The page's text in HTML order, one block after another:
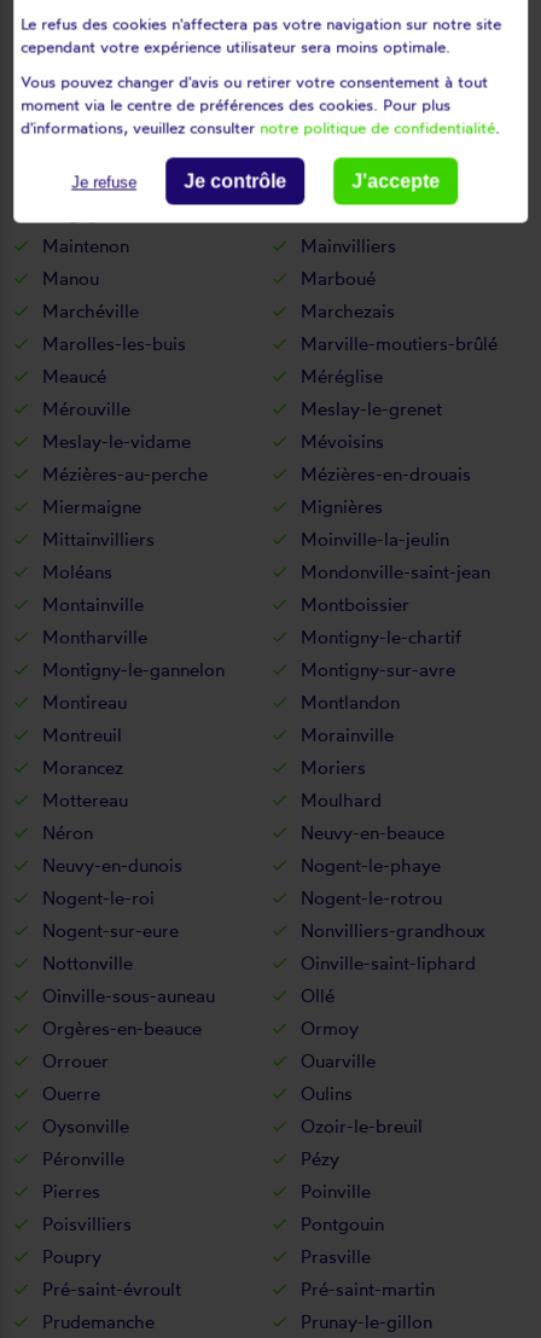
Loigny-la-bataille
Lormaye
Louville-la-chenard
Louvilliers-en-drouais
Louvilliers-lès-perche
Lucé
Luigny
Luisant
Luray
Lutz-en-dunois
Maillebois
Maintenon
Mainvilliers
Manou
Marboué
Marchéville
Marchezais
Marolles-les-buis
Marville-moutiers-brûlé
Meaucé
Méréglise
Mérouville
Meslay-le-grenet
Meslay-le-vidame
Mévoisins
Mézières-au-perche
Mézières-en-drouais
Miermaigne
Mignières
Mittainvilliers
Moinville-la-jeulin
Moléans
Mondonville-saint-jean
Montainville
Montboissier
Montharville
Montigny-le-chartif
Montigny-le-gannelon
Montigny-sur-avre
Montireau
Montlandon
Montreuil
Morainville
Morancez
Moriers
Mottereau
Moulhard
Néron
Neuvy-en-beauce
Neuvy-en-dunois
Nogent-le-phaye
Nogent-le-roi
Nogent-le-rotrou
Nogent-sur-eure
Nonvilliers-grandhoux
Nottonville
Oinville-saint-liphard
Oinville-sous-auneau
Ollé
Orgères-en-beauce
Ormoy
Orrouer
Ouarville
Ouerre
Oulins
Oysonville
Ozoir-le-breuil
Péronville
Pézy
Pierres
Poinville
Poisvilliers
Pontgouin
Poupry
Prasville
Pré-saint-évroult
Pré-saint-martin
Prudemanche
Prunay-le-gillon
Le refus des cookies n'affectera pas votre navigation sur notre site
cependant votre expérience utilisateur sera moins optimale.
Vous pouvez changer d'avis ou retirer votre consentement à tout
moment via le centre de préférences des cookies. Pour plus
d'informations, veuillez consulter notre politique de confidentialité.
Je refuse Je contrôle J'accepte